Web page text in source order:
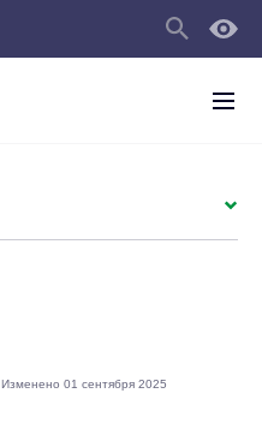
Изменено 01 сентября 2025